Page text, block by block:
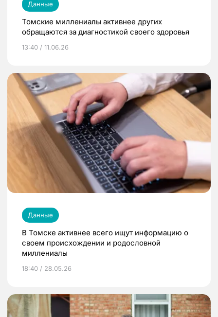
Данные
Томские миллениалы активнее других
обращаются за диагностикой своего здоровья
13:40 / 11.06.26
Данные
В Томске активнее всего ищут информацию о
своем происхождении и родословной
миллениалы
18:40 / 28.05.26